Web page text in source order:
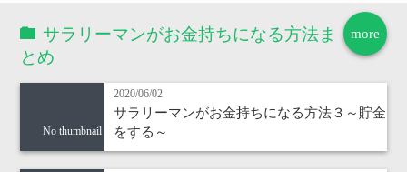
more
サラリーマンがお金持ちになる方法ま
とめ
No thumbnail
2020/06/02
サラリーマンがお金持ちになる方法３～貯金
をする～